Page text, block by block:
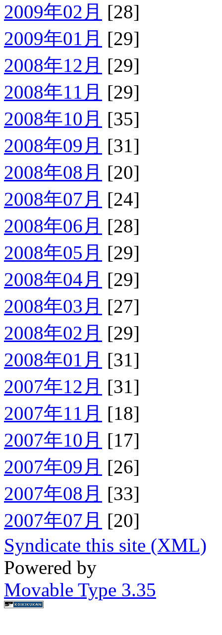
2009年02月 [28]
2009年01月 [29]
2008年12月 [29]
2008年11月 [29]
2008年10月 [35]
2008年09月 [31]
2008年08月 [20]
2008年07月 [24]
2008年06月 [28]
2008年05月 [29]
2008年04月 [29]
2008年03月 [27]
2008年02月 [29]
2008年01月 [31]
2007年12月 [31]
2007年11月 [18]
2007年10月 [17]
2007年09月 [26]
2007年08月 [33]
2007年07月 [20]
Syndicate this site (XML)
Powered by
Movable Type 3.35